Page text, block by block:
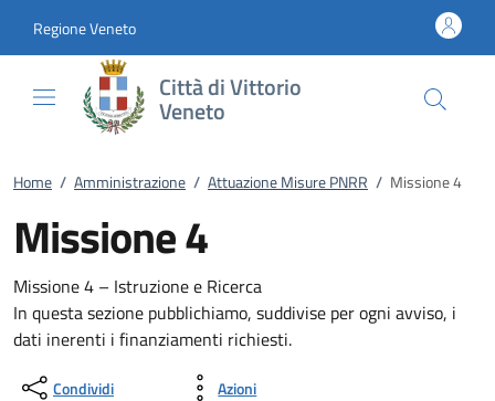
Regione Veneto
Città di Vittorio
Veneto
Home / Amministrazione / Attuazione Misure PNRR / Missione 4
Missione 4
Missione 4 – Istruzione e Ricerca
In questa sezione pubblichiamo, suddivise per ogni avviso, i
dati inerenti i finanziamenti richiesti.
Condividi Azioni